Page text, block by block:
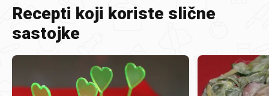
Recepti koji koriste slične
sastojke